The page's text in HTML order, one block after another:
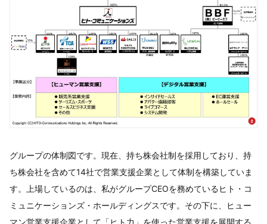
グループの体制図です。現在、持ち株会社制を採用しており、持
ち株会社を含めて14社で営業支援企業として体制を構築していま
す。上場しているのは、私がグループCEOを務めているヒト・コ
ミュニケーションズ・ホールディングスです。その下に、ヒュー